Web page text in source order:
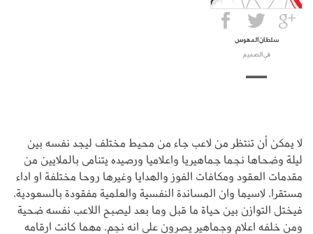
سلطان المهوس
في الصميم
لا يمكن أن تنتظر من لاعب جاء من محيط مختلف ليجد نفسه بين
ليلة وضحاها نجما جماهيريا واعلاميا ورصيده يتنامى بالملايين من
مقدمات العقود ومكافات الفوز والهدايا وغيرها روحا مختلفة او اداء
مستقرا، لاسيما وان المساندة النفسية والعلمية مفقودة بالسعودية،
فيختل التوازن بين حياة ما قبل وما بعد ليصبح اللاعب نفسه ضحية
ومن خلفه اعلام وجماهير يصرون على انه نجم، مهما كانت ارقامه